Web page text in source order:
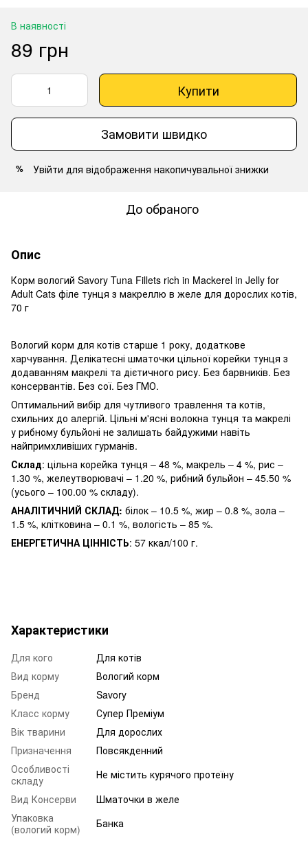
В наявності
89 грн
Купити
Замовити швидко
% Увійти для відображення накопичувальної знижки
До обраного
Опис
Корм вологий Savory Tuna Fillets rich in Mackerel in Jelly for
Adult Cats філе тунця з макреллю в желе для дорослих котів,
70 г
Вологий корм для котів старше 1 року, додаткове
харчування. Делікатесні шматочки цільної корейки тунця з
додаванням макрелі та дієтичного рису. Без барвників. Без
консервантів. Без сої. Без ГМО.
Оптимальний вибір для чутливого травлення та котів,
схильних до алергій. Цільні м'ясні волокна тунця та макрелі
у рибному бульйоні не залишать байдужими навіть
найпримхливіших гурманів.
Склад: цільна корейка тунця – 48 %, макрель – 4 %, рис –
1.30 %, желеутворювачі – 1.20 %, рибний бульйон – 45.50 %
(усього – 100.00 % складу).
АНАЛІТИЧНИЙ СКЛАД: білок – 10.5 %, жир – 0.8 %, зола –
1.5 %, клітковина – 0.1 %, вологість – 85 %.
ЕНЕРГЕТИЧНА ЦІННІСТЬ: 57 ккал/100 г.
Характеристики
Для кого
Для котів
Вид корму
Вологий корм
Бренд
Savory
Класс корму
Супер Преміум
Вік тварини
Для дорослих
Призначення
Повсякденний
Особливості
складу
Не містить курячого протеїну
Вид Консерви
Шматочки в желе
Упаковка
(вологий корм)
Банка